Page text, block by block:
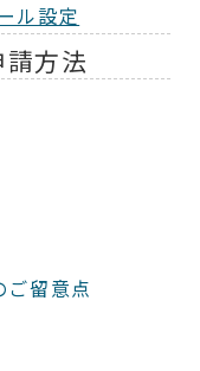
ル設定
方法
留意点